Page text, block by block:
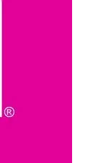
las
y que, en
las
vigente.